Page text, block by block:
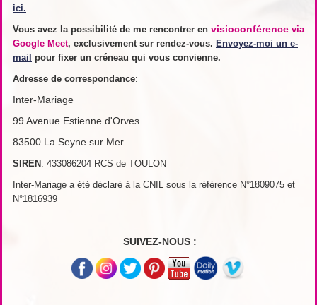
ici.
Vous avez la possibilité de me rencontrer en visioconférence via
Google Meet, exclusivement sur rendez-vous. Envoyez-moi un e-
mail pour fixer un créneau qui vous convienne.
Adresse de correspondance:
Inter-Mariage
99 Avenue Estienne d'Orves
83500 La Seyne sur Mer
SIREN : 433086204 RCS de TOULON
Inter-Mariage a été déclaré à la CNIL sous la référence N°1809075 et
N°1816939
SUIVEZ-NOUS :